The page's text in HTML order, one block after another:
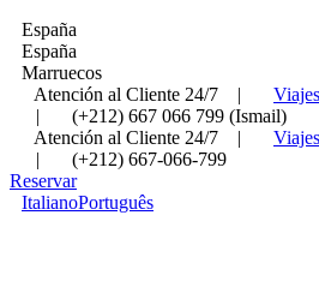
España
España
Marruecos
Atención al Cliente 24/7
|
|
(+212) 667 066 799 (Ismail)
Atención al Cliente 24/7
|
|
(+212) 667-066-799
Reservar
ItalianoPortuguês